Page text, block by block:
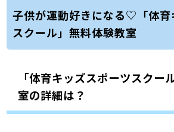
子供が運動好きになる♡「体育
スクール」無料体験教室
「体育キッズスポーツスクー
室の詳細は？